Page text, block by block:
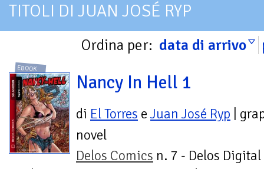
TITOLI DI JUAN JOSÉ RYP
Ordina per: data di arrivo
EBOOK
Nancy In Hell 1
di El Torres e Juan José Ryp |
novel
Delos Comics n. 7 - Delos Digital